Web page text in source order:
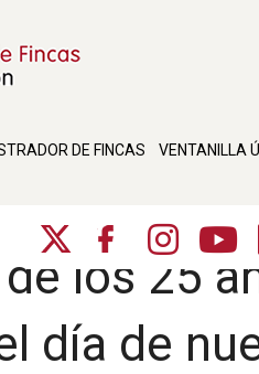
DE FINCAS VENTANILLA
los 25
día de